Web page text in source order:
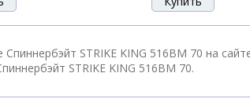
STRIKE KING 516BM 70 на
STRIKE KING 516BM 70.